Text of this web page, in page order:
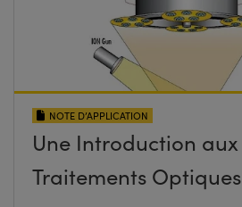
NOTE D’APPLICATION
Une Introduction aux
Traitements Optiques